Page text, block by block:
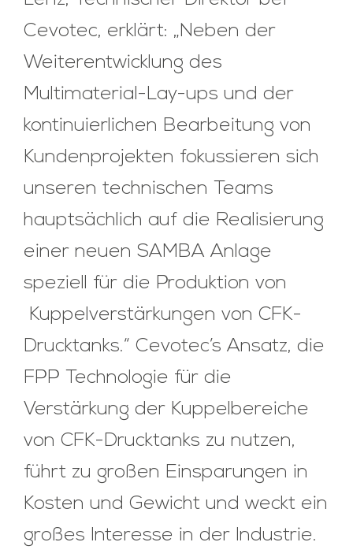
Cevotec, erklärt: „Neben der
Weiterentwicklung des
Multimaterial-Lay-ups und der
kontinuierlichen Bearbeitung von
Kundenprojekten fokussieren sich
unseren technischen Teams
hauptsächlich auf die Realisierung
einer neuen SAMBA Anlage
speziell für die Produktion von
Kuppelverstärkungen von CFK-
Drucktanks.“ Cevotec’s Ansatz, die
FPP Technologie für die
Verstärkung der Kuppelbereiche
von CFK-Drucktanks zu nutzen,
führt zu großen Einsparungen in
Kosten und Gewicht und weckt ein
großes Interesse in der Industrie.